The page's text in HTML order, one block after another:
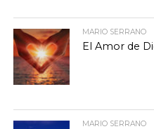
MARIO SERRANO
El Amor de
MARIO SERRANO